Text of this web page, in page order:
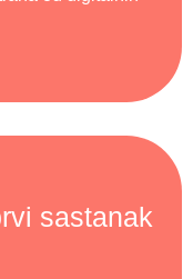
sastanak